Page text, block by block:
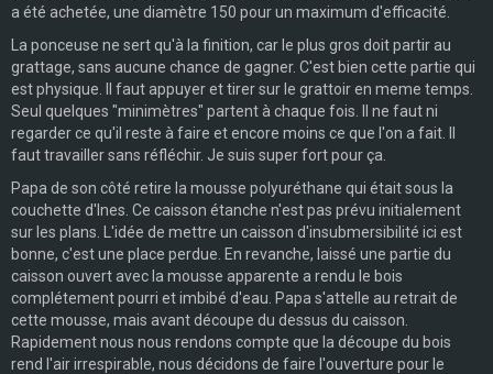
a été achetée, une diamètre 150 pour un maximum d'efficacité.
La ponceuse ne sert qu'à la finition, car le plus gros doit partir au
grattage, sans aucune chance de gagner. C'est bien cette partie qui
est physique. Il faut appuyer et tirer sur le grattoir en meme temps.
Seul quelques "minimètres" partent à chaque fois. Il ne faut ni
regarder ce qu'il reste à faire et encore moins ce que l'on a fait. Il
faut travailler sans réfléchir. Je suis super fort pour ça.
Papa de son côté retire la mousse polyuréthane qui était sous la
couchette d'Ines. Ce caisson étanche n'est pas prévu initialement
sur les plans. L'idée de mettre un caisson d'insubmersibilité ici est
bonne, c'est une place perdue. En revanche, laissé une partie du
caisson ouvert avec la mousse apparente a rendu le bois
complétement pourri et imbibé d'eau. Papa s'attelle au retrait de
cette mousse, mais avant découpe du dessus du caisson.
Rapidement nous nous rendons compte que la découpe du bois
rend l'air irrespirable, nous décidons de faire l'ouverture pour le